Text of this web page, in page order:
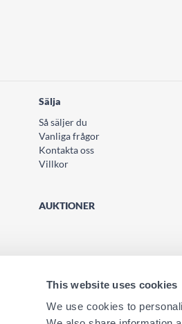
This website uses cookies
We use cookies to
Sälja
Så säljer du
Vanliga frågor
Kontakta oss
Villkor
AUKTIONER